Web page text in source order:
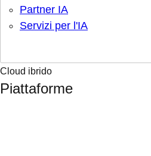
Partner IA
Servizi per l'IA
Cloud ibrido
Piattaforme